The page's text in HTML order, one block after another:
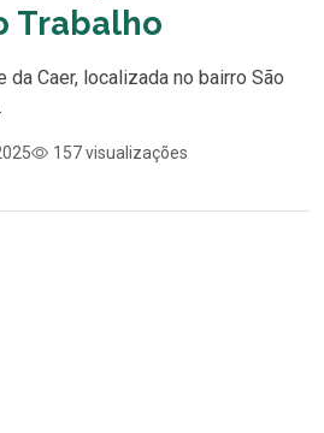
Trabalho
da Caer, localizada no bairro São
157 visualizações